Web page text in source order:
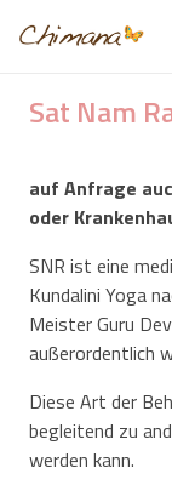
Sat Nam
auf Anfrage
oder
SNR ist eine
Kundalini Yoga
Meister Guru
außerordentlich
Diese Art der
begleitend zu
werden kann.